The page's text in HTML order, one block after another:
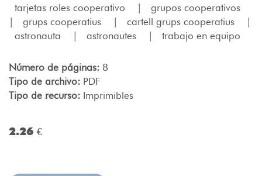
tarjetas roles cooperativo
|
grupos cooperativos
|
grups cooperatius | cartell grups cooperatius
|
astronauta
| astronautes | trabajo en equipo
Número de páginas: 8
Tipo de archivo: PDF
Tipo de recurso: Imprimibles
2.26 €